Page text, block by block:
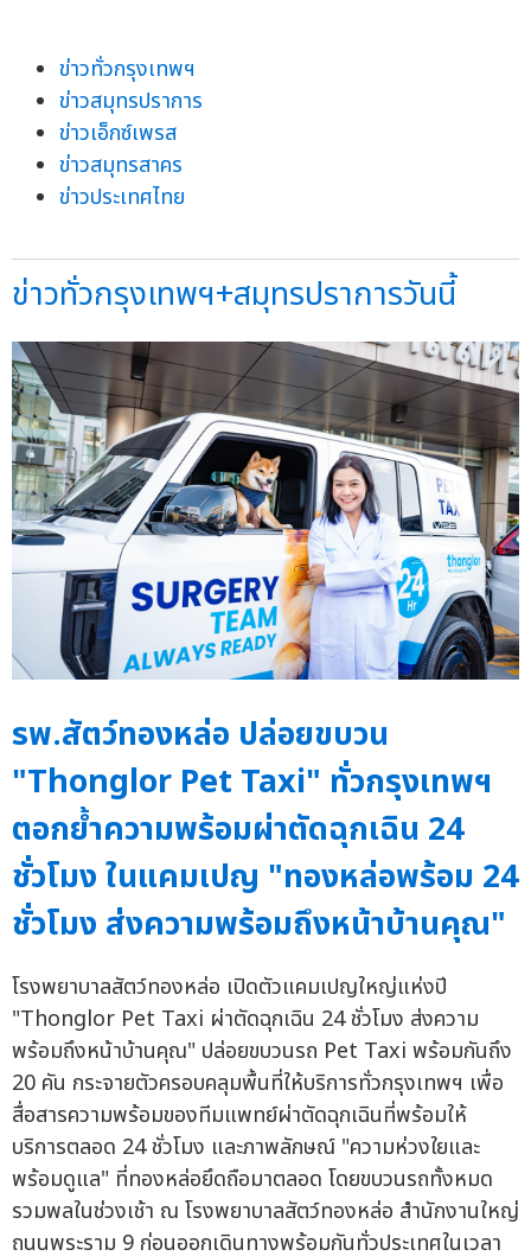
ข่าวทั่วกรุงเทพฯ
ข่าวสมุทรปราการ
ข่าวเอ็กซ์เพรส
ข่าวสมุทรสาคร
ข่าวประเทศไทย
ข่าวทั่วกรุงเทพฯ+สมุทรปราการวันนี้
รพ.สัตว์ทองหล่อ ปล่อยขบวน
"Thonglor Pet Taxi" ทั่วกรุงเทพฯ
ตอกย้ำความพร้อมผ่าตัดฉุกเฉิน 24
ชั่วโมง ในแคมเปญ "ทองหล่อพร้อม 24
ชั่วโมง ส่งความพร้อมถึงหน้าบ้านคุณ"
โรงพยาบาลสัตว์ทองหล่อ เปิดตัวแคมเปญใหญ่แห่งปี
"Thonglor Pet Taxi ผ่าตัดฉุกเฉิน 24 ชั่วโมง ส่งความ
พร้อมถึงหน้าบ้านคุณ" ปล่อยขบวนรถ Pet Taxi พร้อมกันถึง
20 คัน กระจายตัวครอบคลุมพื้นที่ให้บริการทั่วกรุงเทพฯ เพื่อ
สื่อสารความพร้อมของทีมแพทย์ผ่าตัดฉุกเฉินที่พร้อมให้
บริการตลอด 24 ชั่วโมง และภาพลักษณ์ "ความห่วงใยและ
พร้อมดูแล" ที่ทองหล่อยึดถือมาตลอด โดยขบวนรถทั้งหมด
รวมพลในช่วงเช้า ณ โรงพยาบาลสัตว์ทองหล่อ สำนักงานใหญ่
ถนนพระราม 9 ก่อนออกเดินทางพร้อมกันทั่วประเทศในเวลา